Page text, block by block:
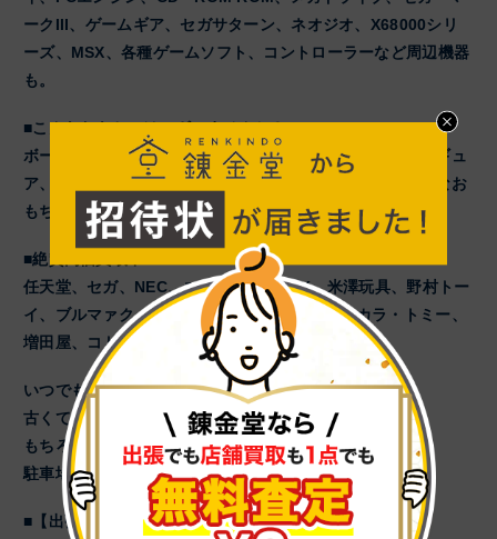
ークIII、ゲームギア、セガサターン、ネオジオ、X68000シリ
ーズ、MSX、各種ゲームソフト、コントローラーなど周辺機器
も。
■こんなおもちゃはございませんか？
ボードゲーム、人生ゲーム、ゼンマイ玩具、ブリキ、フィギュ
ア、超合金、プラモデル、ラジコン、ミニカーなどレトロなお
もちゃ。
■絶賛高価買取中！
任天堂、セガ、NEC、エポック社、SNK、米澤玩具、野村トー
イ、ブルマァク、ビリケン商会、バンダイ、タカラ・トミー、
増田屋、コトブキヤなど。
いつでも店舗へお持込みください！
古くても、壊れていても構いません！
もちろんお持込み無料査定！
駐車場完備！
■【出張買取】絶賛受付中！